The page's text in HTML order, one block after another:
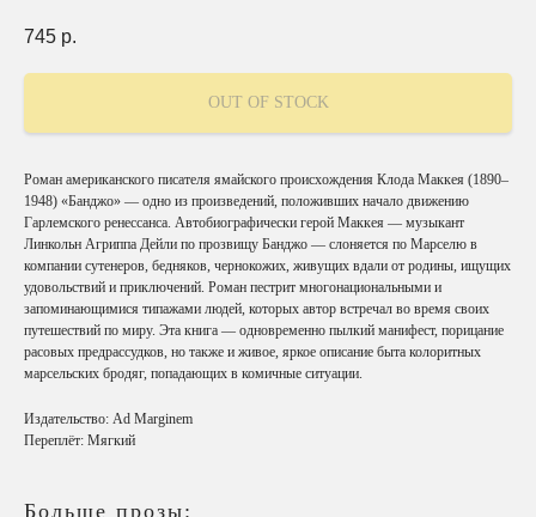
745 р.
OUT OF STOCK
Роман американского писателя ямайского происхождения Клода Маккея (1890–
1948) «Банджо» — одно из произведений, положивших начало движению
Гарлемского ренессанса. Автобиографически герой Маккея — музыкант
Линкольн Агриппа Дейли по прозвищу Банджо — слоняется по Марселю в
компании сутенеров, бедняков, чернокожих, живущих вдали от родины, ищущих
удовольствий и приключений. Роман пестрит многонациональными и
запоминающимися типажами людей, которых автор встречал во время своих
путешествий по миру. Эта книга — одновременно пылкий манифест, порицание
расовых предрассудков, но также и живое, яркое описание быта колоритных
марсельских бродяг, попадающих в комичные ситуации.
Издательство: Ad Marginem
Переплёт: Мягкий
Больше прозы: